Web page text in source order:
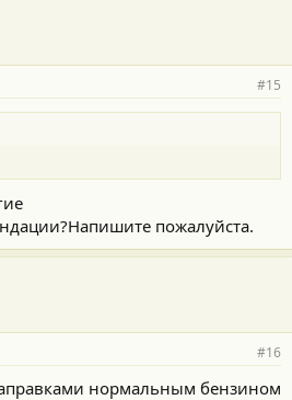
#15
пожалуйста.
#16
нормальным бензином